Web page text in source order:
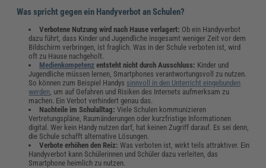
Was spricht gegen ein Handyverbot an Schulen?
Verbotene Nutzung wird nach Hause verlagert: Ob ein Handyverbot
dazu führt, dass Kinder und Jugendliche insgesamt weniger Zeit vor dem
Bildschirm verbringen, ist fraglich. Was in der Schule verboten ist, wird
oft zu Hause nachgeholt.
Medienkompetenz entsteht nicht durch Ausschluss: Kinder und
Jugendliche müssen lernen, Smartphones verantwortungsvoll zu nutzen.
So können zum Beispiel Handys sinnvoll in den Unterricht eingebunden
werden , um auf Gefahren und Risiken des Internets aufmerksam zu
machen. Ein Verbot verhindert genau das.
Nachteile im Schulalltag: Viele Schulen kommunizieren
Vertretungspläne, Raumänderungen oder kurzfristige Informationen
digital. Wer kein Handy nutzen darf, hat keinen Zugriff darauf. Es sei denn,
die Schule schafft alternative Lösungen.
Verbote erhöhen den Reiz: Was verboten ist, wirkt teils attraktiver. Ein
Handyverbot kann Schülerinnen und Schüler dazu verleiten, das
Smartphone heimlich zu nutzen.